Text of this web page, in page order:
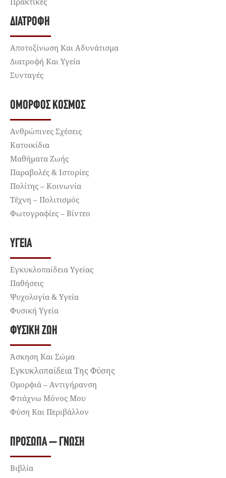
ΔΙΑΤΡΟΦΉ
Αποτοξίνωση Και Αδυνάτισμα
Διατροφή Και Υγεία
Συνταγές
ΌΜΟΡΦΟΣ ΚΌΣΜΟΣ
Ανθρώπινες Σχέσεις
Κατοικίδια
Μαθήματα Ζωής
Παραβολές & Ιστορίες
Πολίτης – Κοινωνία
Τέχνη – Πολιτισμός
Φωτογραφίες – Βίντεο
ΥΓΕΊΑ
Εγκυκλοπαίδεια Υγείας
Παθήσεις
Ψυχολογία & Υγεία
Φυσική Υγεία
ΦΥΣΙΚΉ ΖΩΉ
Άσκηση Και Σώμα
Εγκυκλοπαίδεια Της Φύσης
Ομορφιά – Αντιγήρανση
Φτιάχνω Μόνος Μου
Φύση Και Περιβάλλον
ΠΡΌΣΩΠΑ – ΓΝΏΣΗ
Βιβλία